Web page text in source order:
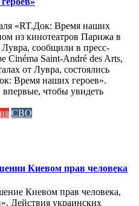
«RT.Док: Время наших
из кинотеатров Парижа в
Лувра, сообщили в пресс-
Cinéma Saint-André des Arts,
от Лувра, состоялись
Время наших героев».
чтобы увидеть
СВО
Киевом прав человека
Киевом прав человека,
Действия украинских